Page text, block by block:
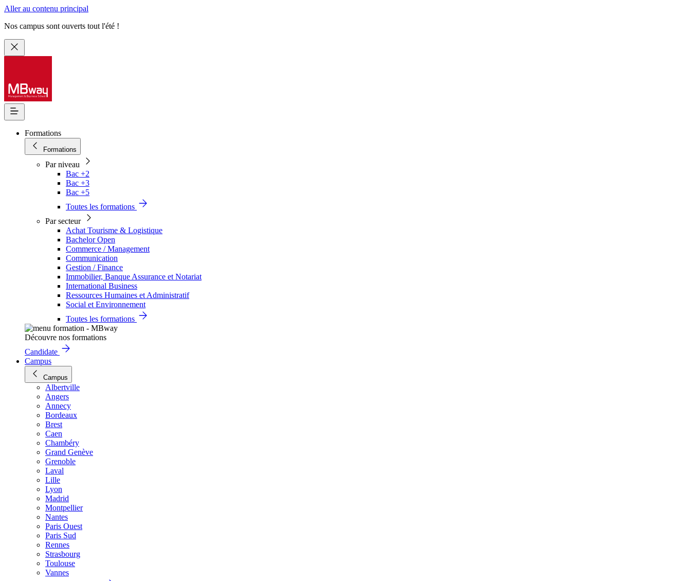
Aller au contenu principal
Nos campus sont ouverts tout l'été !
Formations
Formations
Par niveau
Bac +2
Bac +3
Bac +5
Toutes les formations
Par secteur
Achat Tourisme & Logistique
Bachelor Open
Commerce / Management
Communication
Gestion / Finance
Immobilier, Banque Assurance et Notariat
International Business
Ressources Humaines et Administratif
Social et Environnement
Toutes les formations
Découvre nos formations
Candidate
Campus
Campus
Albertville
Angers
Annecy
Bordeaux
Brest
Caen
Chambéry
Grand Genève
Grenoble
Laval
Lille
Lyon
Madrid
Montpellier
Nantes
Paris Ouest
Paris Sud
Rennes
Strasbourg
Toulouse
Vannes